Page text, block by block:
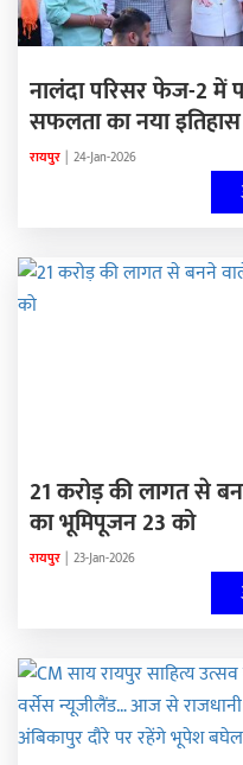
नालंदा परिसर फेज-2 में
सफलता का नया
रायपुर | 24-Jan-2026
21 करोड़ की लागत से
का भूमिपूजन 23 को
रायपुर | 23-Jan-2026